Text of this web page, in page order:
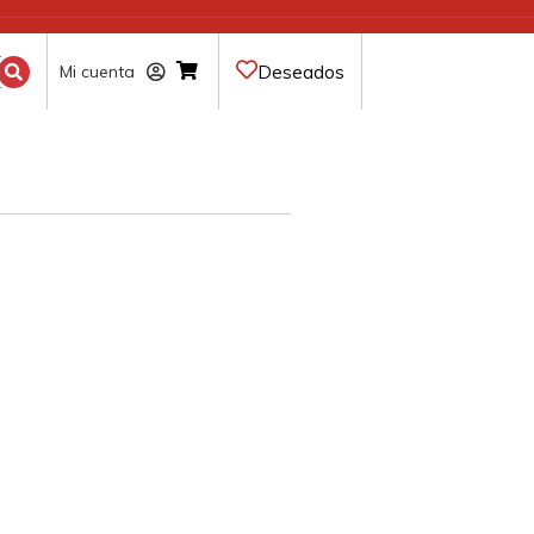
Mi cuenta Deseados